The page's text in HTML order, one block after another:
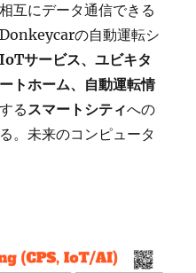
互にデータ通信できる
の自動運転シ
サービス、ユビキタ
トホーム、自動運転情
るスマートシティへの
。未来のコンピュータ